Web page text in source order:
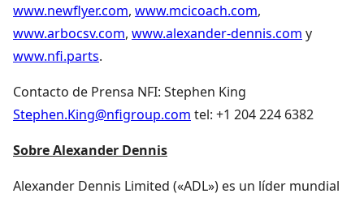
www.newflyer.com, www.mcicoach.com,
www.arbocsv.com, www.alexander-dennis.com y
www.nfi.parts.
Contacto de Prensa NFI: Stephen King
Stephen.King@nfigroup.com tel: +1 204 224 6382
Sobre Alexander Dennis
Alexander Dennis Limited («ADL») es un líder mundial